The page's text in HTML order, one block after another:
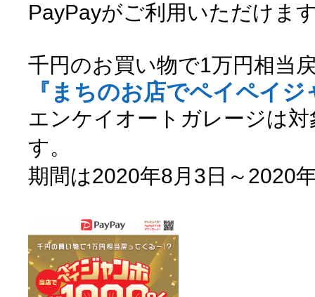
PayPayがご利用いただけま
千円のお買い物で1万円相当
『まちのお店でペイペイジ
エンケイオートガレージは
す。
期間は2020年8月3日～2020